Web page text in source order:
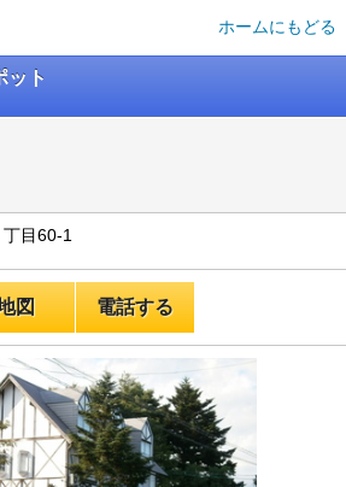
ホームにもどる
ト
目60-1
図 電話する